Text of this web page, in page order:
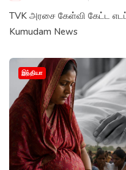
TVK அரசை கேள்வி கேட்ட
Kumudam News
இந்தியா